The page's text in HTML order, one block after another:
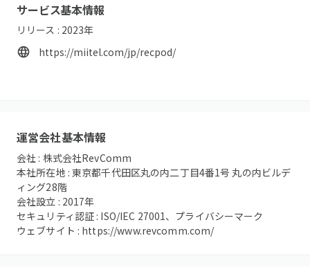
サービス基本情報
リリース : 2023年
https://miitel.com/jp/recpod/
運営会社基本情報
会社 : 株式会社RevComm
本社所在地 :東京都千代田区丸の内二丁目4番1号 丸の内ビルデ
ィング28階
会社設立 : 2017年
セキュリティ認証 : ISO/IEC 27001、プライバシーマーク
ウェブサイト : https://www.revcomm.com/